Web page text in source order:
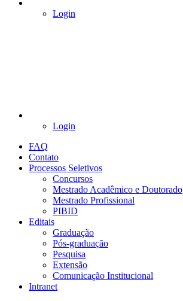
Login
Login
FAQ
Contato
Processos Seletivos
Concursos
Mestrado Acadêmico e Doutorado
Mestrado Profissional
PIBID
Editais
Graduação
Pós-graduação
Pesquisa
Extensão
Comunicação Institucional
Intranet